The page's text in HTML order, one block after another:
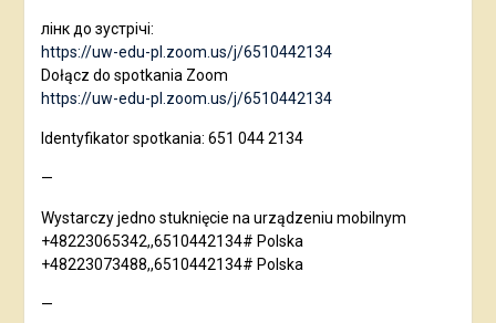
лінк до зустрічі:
https://uw-edu-pl.zoom.us/j/6510442134
Dołącz do spotkania Zoom
https://uw-edu-pl.zoom.us/j/6510442134
Identyfikator spotkania: 651 044 2134
—
Wystarczy jedno stuknięcie na urządzeniu mobilnym
+48223065342,,6510442134# Polska
+48223073488,,6510442134# Polska
—